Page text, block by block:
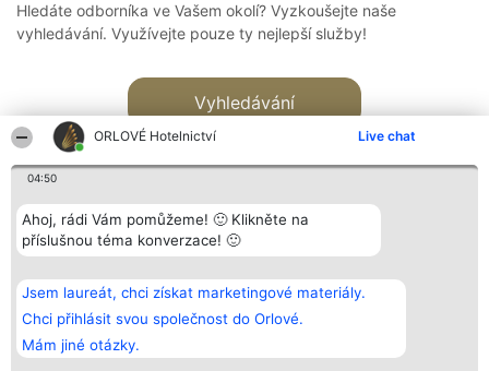
ORLOVÉ Hotelnictví Live chat
04:50
Ahoj, rádi Vám pomůžeme! 🙂 Klikněte na
příslušnou téma konverzace! 🙂
Jsem laureát, chci získat marketingové materiály.
Chci přihlásit svou společnost do Orlové.
Mám jiné otázky.
Hledáte odborníka ve Vašem okolí? Vyzkoušejte naše
vyhledávání. Využívejte pouze ty nejlepší služby!
Vyhledávání
Bright Side Solutions sp. z o.
o. sp. k.
ul. Ruska 22
Wrocław 50-079
KRS 0000749100 | Regon
381313360 | NIP 8943132676
Vítězové
Seznam všech
laureátů
Zásady
Zásady
Kontakt